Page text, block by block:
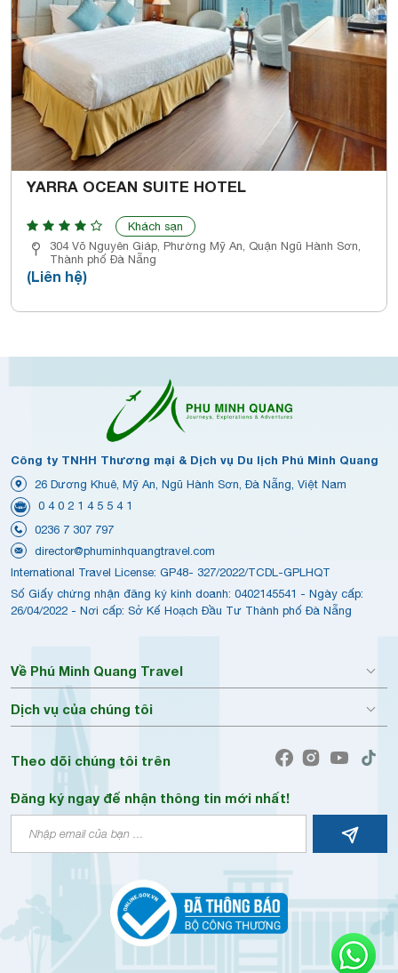
YARRA OCEAN SUITE HOTEL
Khách sạn
304 Võ Nguyên Giáp, Phường Mỹ An, Quận Ngũ Hành Sơn,
Thành phố Đà Nẵng
(Liên hệ)
Công ty TNHH Thương mại & Dịch vụ Du lịch Phú Minh Quang
26 Dương Khuê, Mỹ An, Ngũ Hành Sơn, Đà Nẵng, Việt Nam
0 4 0 2 1 4 5 5 4 1
0236 7 307 797
director@phuminhquangtravel.com
International Travel License: GP48- 327/2022/TCDL-GPLHQT
Số Giấy chứng nhận đăng ký kinh doanh: 0402145541 - Ngày cấp:
26/04/2022 - Nơi cấp: Sở Kế Hoạch Đầu Tư Thành phố Đà Nẵng
Về Phú Minh Quang Travel
Dịch vụ của chúng tôi
Theo dõi chúng tôi trên
Đăng ký ngay để nhận thông tin mới nhất!